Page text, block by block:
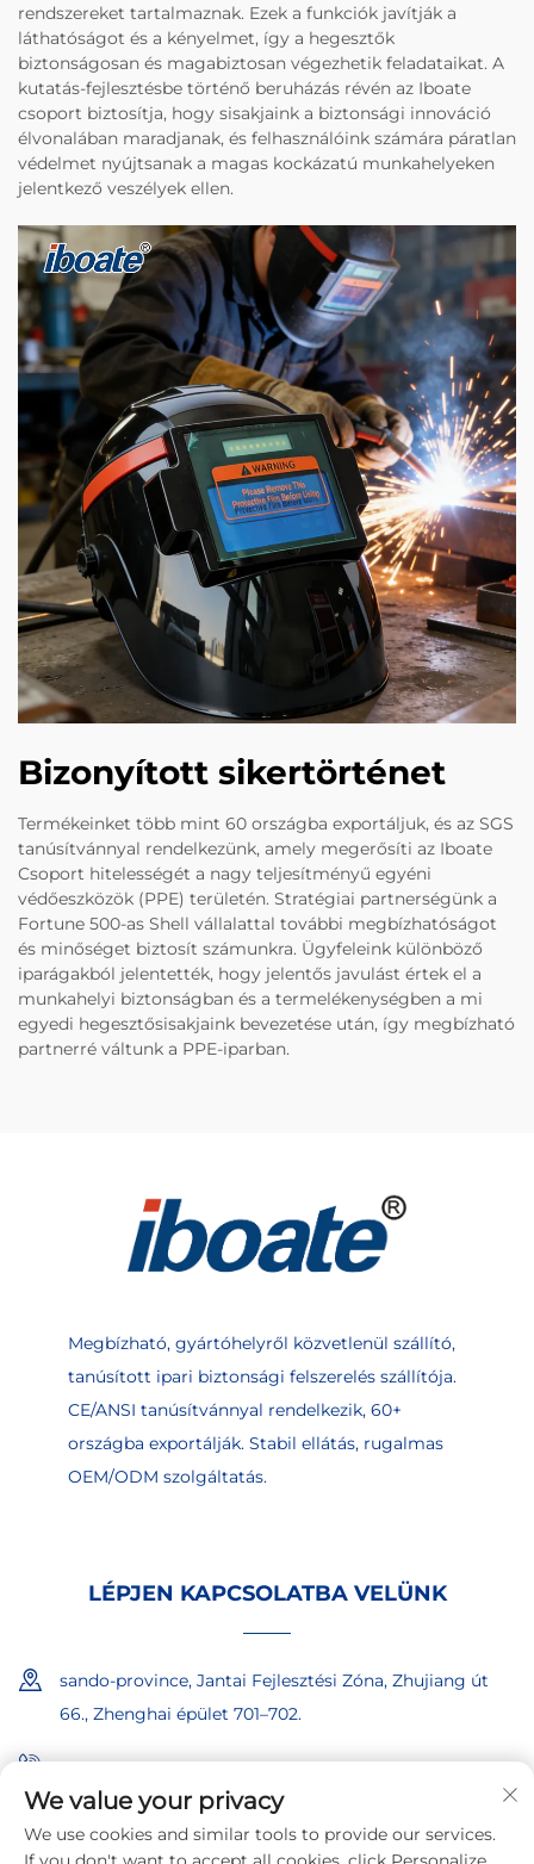
rendszereket tartalmaznak. Ezek a funkciók javítják a
láthatóságot és a kényelmet, így a hegesztők
biztonságosan és magabiztosan végezhetik feladataikat. A
kutatás-fejlesztésbe történő beruházás révén az Iboate
csoport biztosítja, hogy sisakjaink a biztonsági innováció
élvonalában maradjanak, és felhasználóink számára páratlan
védelmet nyújtsanak a magas kockázatú munkahelyeken
jelentkező veszélyek ellen.
Bizonyított sikertörténet
Termékeinket több mint 60 országba exportáljuk, és az SGS
tanúsítvánnyal rendelkezünk, amely megerősíti az Iboate
Csoport hitelességét a nagy teljesítményű egyéni
védőeszközök (PPE) területén. Stratégiai partnerségünk a
Fortune 500-as Shell vállalattal további megbízhatóságot
és minőséget biztosít számunkra. Ügyfeleink különböző
iparágakból jelentették, hogy jelentős javulást értek el a
munkahelyi biztonságban és a termelékenységben a mi
egyedi hegesztősisakjaink bevezetése után, így megbízható
partnerré váltunk a PPE-iparban.
Megbízható, gyártóhelyről közvetlenül szállító,
tanúsított ipari biztonsági felszerelés szállítója.
CE/ANSI tanúsítvánnyal rendelkezik, 60+
országba exportálják. Stabil ellátás, rugalmas
OEM/ODM szolgáltatás.
LÉPJEN KAPCSOLATBA VELÜNK
sando-province, Jantai Fejlesztési Zóna, Zhujiang út
66., Zhenghai épület 701–702.
+86-18865557722
+86-18865522722
We value your privacy
We use cookies and similar tools to provide our services.